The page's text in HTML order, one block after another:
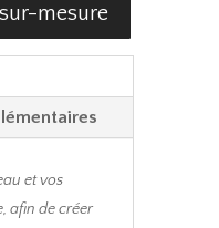
mesure
et vos
afin de créer